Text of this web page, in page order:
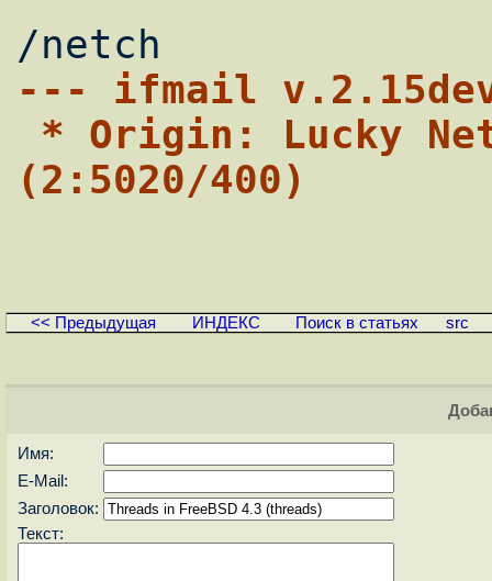
--- ifmail
(2:5020/400)
<< Предыдущая ИНДЕКС Поиск в статьях src
Имя:
E-Mail:
Заголовок:
Текст: